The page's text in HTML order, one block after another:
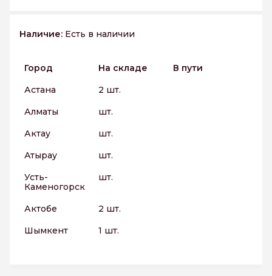
Наличие: Есть в наличии
Город На складе
В пути
Астана
2 шт.
Алматы
шт.
Актау
шт.
Атырау
шт.
Усть-
Каменогорск
шт.
Актобе
2 шт.
Шымкент
1 шт.